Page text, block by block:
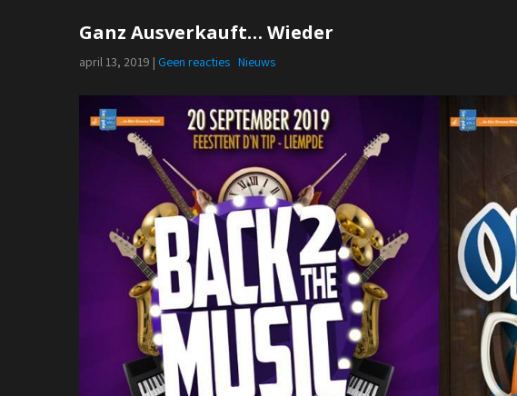
Ganz Ausverkauft… Wieder
april 13, 2019 | Geen reacties Nieuws